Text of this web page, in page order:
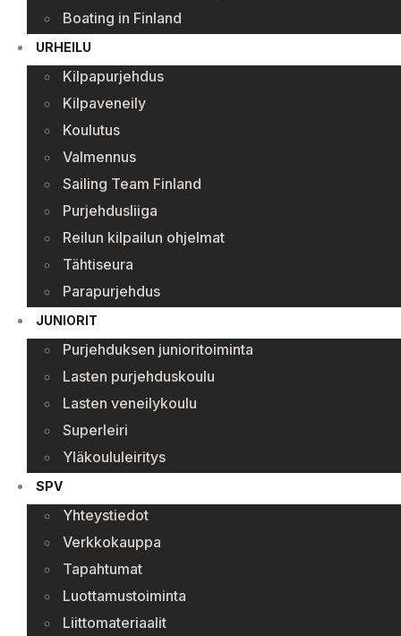
Boating in Finland
URHEILU
Kilpapurjehdus
Kilpaveneily
Koulutus
Valmennus
Sailing Team Finland
Purjehdusliiga
Reilun kilpailun ohjelmat
Tähtiseura
Parapurjehdus
JUNIORIT
Purjehduksen junioritoiminta
Lasten purjehduskoulu
Lasten veneilykoulu
Superleiri
Yläkoululeiritys
SPV
Yhteystiedot
Verkkokauppa
Tapahtumat
Luottamustoiminta
Liittomateriaalit